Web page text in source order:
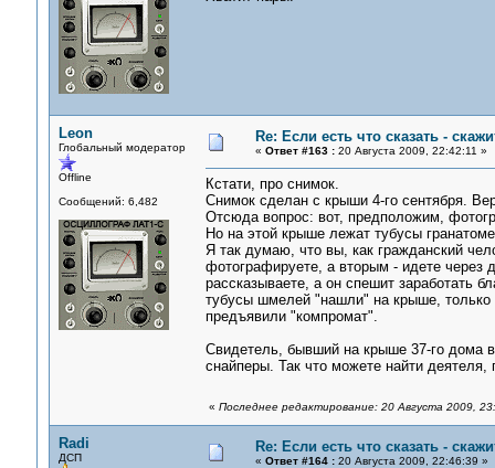
Leon
Глобальный модератор
Offline
Сообщений: 6,482
Re: Если есть что сказать -
« Ответ #163 :20 Августа 2009, 22:42:11 »
Кстати, про снимок.
Снимок сделан с крыши 4-го сентября.
Отсюда вопрос: вот, предположим,
Но на этой крыше лежат тубусы
Я так думаю, что вы, как гражданский
фотографируете, а вторым - идете через
рассказываете, а он спешит заработать
тубусы шмелей "нашли" на крыше, только
предъявили "компромат".
Свидетель, бывший на крыше 37-го дома
снайперы. Так что можете найти
« Последнее редактирование: 20 Августа 2009,
Radi
ДСП
Re: Если есть что сказать -
« Ответ #164 :20 Августа 2009, 22:46:39 »